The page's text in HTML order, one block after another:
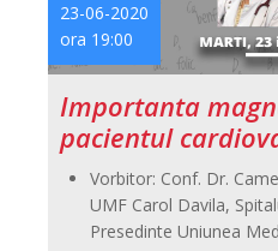
23-06-2020
ora 19:00
Importanta
pacientul
Vorbitor: Conf. Dr.
UMF Carol Davila,
Presedinte Uniunea